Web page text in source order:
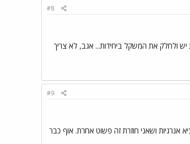
#8
יש ולחלק את המשקל ביחידות... אגב, לא צריך
#9
אנרגיות ושאני חוזרת זה פשוט אחרת. אוף כבר